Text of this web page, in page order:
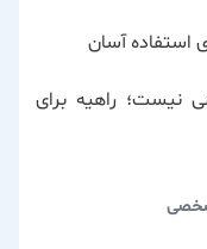
آسان
نیست؛ راهیه برای